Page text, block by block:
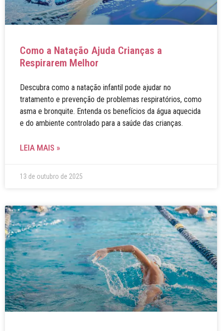
Como a Natação Ajuda Crianças a
Respirarem Melhor
Descubra como a natação infantil pode ajudar no
tratamento e prevenção de problemas respiratórios, como
asma e bronquite. Entenda os benefícios da água aquecida
e do ambiente controlado para a saúde das crianças.
LEIA MAIS »
13 de outubro de 2025